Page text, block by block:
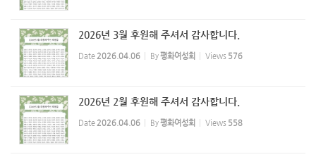
2026년 3월 후원해 주셔서 감사합니다.
Date 2026.04.06 By평화여성회 Views 576
2026년 2월 후원해 주셔서 감사합니다.
Date 2026.04.06 By평화여성회 Views 558